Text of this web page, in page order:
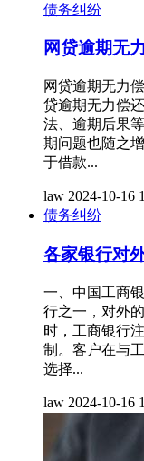
债务纠纷
网贷逾期无
网贷逾期无力
贷逾期无力偿
法、逾期后果
期问题也随之
于借款...
law 2024-10-16
债务纠纷
各家银行对
一、中国工商
行之一，对外
时，工商银行
制。客户在与
选择...
law 2024-10-16